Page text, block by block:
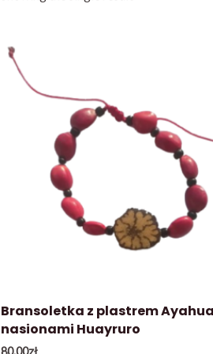
Bransoletka z plastrem
nasionami Huayruro